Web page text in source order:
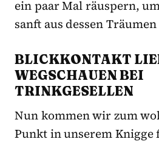
ein paar Mal räuspern,
sanft aus dessen
BLICKKONTAKT
WEGSCHAUEN BEI
TRINKGESELLEN
Nun kommen wir zum
Punkt in unserem Knigge